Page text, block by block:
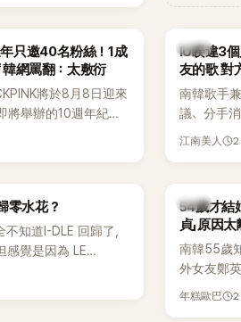
只邀40名粉絲！1成
網罵翻：太敷衍
將於8月8日迎來
將舉辦的10週年紀念
依舊無法看到四人合
韓星
IU睽違3
友的歌 對
南韓歌手
議、分手
睽違3個月
音樂，意
江南美人
零水花？
知道I-DLE 回歸了，
感覺是因為 LE
佔據了市場。
韓星
54歲才結
貞」原因
南韓55歲
外女友鄭
享與妻子
年糕歐巴